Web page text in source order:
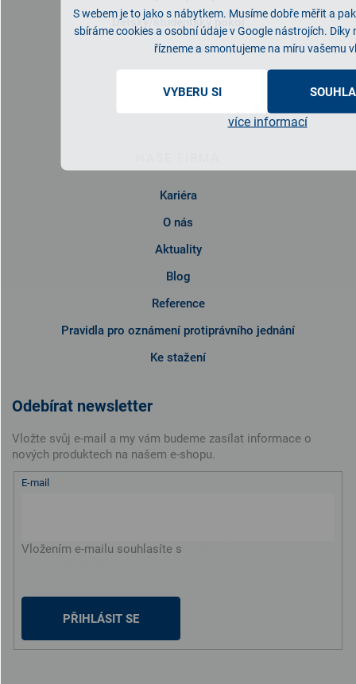
S webem je to jako s nábytkem. Musíme dobře měřit a
sbíráme cookies a osobní údaje v Google nástrojích. Díky
řízneme a smontujeme na míru vašemu
VYBERU SI
více informací
Dětský/studentský pokoj
Pracovna
Kariéra
O nás
Aktuality
Blog
Reference
Pravidla pro oznámení protiprávního jednání
Ke stažení
Odebírat newsletter
Vložte svůj e-mail a my vám budeme zasílat informace o
nových produktech na našem e-shopu.
E-mail
Vložením e-mailu souhlasíte s
PŘIHLÁSIT SE